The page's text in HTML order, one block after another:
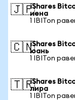
🇯🇵iShares
иена
1 IBITon
🇨🇳iShares
юань
1 IBITon
🇹🇷iShares
лира
1 IBITon